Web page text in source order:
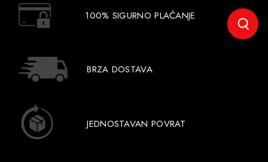
100% SIGURNO PLAĆANJE
BRZA DOSTAVA
JEDNOSTAVAN POVRAT